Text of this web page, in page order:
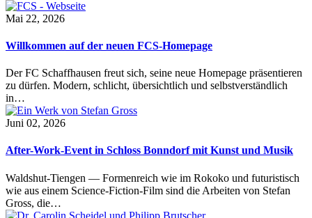
Mai 22, 2026
Willkommen auf der neuen FCS-Homepage
Der FC Schaffhausen freut sich, seine neue Homepage präsentieren
zu dürfen. Modern, schlicht, übersichtlich und selbstverständlich
in…
Juni 02, 2026
After-Work-Event in Schloss Bonndorf mit Kunst und Musik
Waldshut-Tiengen — Formenreich wie im Rokoko und futuristisch
wie aus einem Science-Fiction-Film sind die Arbeiten von Stefan
Gross, die…